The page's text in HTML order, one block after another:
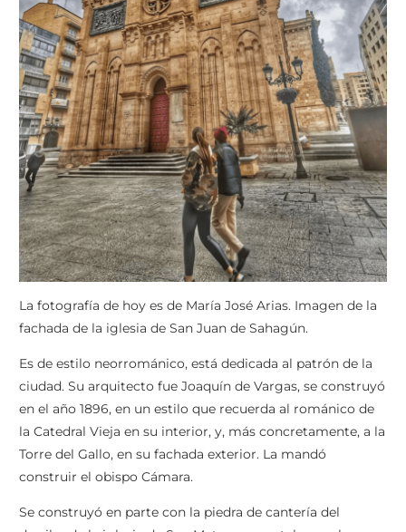
La fotografía de hoy es de María José Arias. Imagen de la
fachada de la iglesia de San Juan de Sahagún.
Es de estilo neorrománico, está dedicada al patrón de la
ciudad. Su arquitecto fue Joaquín de Vargas, se construyó
en el año 1896, en un estilo que recuerda al románico de
la Catedral Vieja en su interior, y, más concretamente, a la
Torre del Gallo, en su fachada exterior. La mandó
construir el obispo Cámara.
Se construyó en parte con la piedra de cantería del